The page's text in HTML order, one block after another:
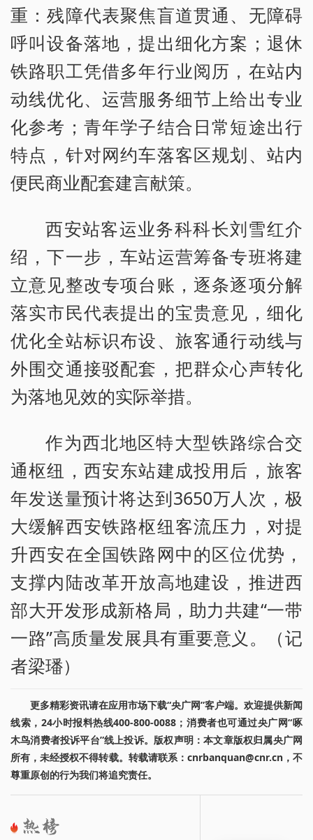
重：残障代表聚焦盲道贯通、无障碍
呼叫设备落地，提出细化方案；退休
铁路职工凭借多年行业阅历，在站内
动线优化、运营服务细节上给出专业
化参考；青年学子结合日常短途出行
特点，针对网约车落客区规划、站内
便民商业配套建言献策。
西安站客运业务科科长刘雪红介
绍，下一步，车站运营筹备专班将建
立意见整改专项台账，逐条逐项分解
落实市民代表提出的宝贵意见，细化
优化全站标识布设、旅客通行动线与
外围交通接驳配套，把群众心声转化
为落地见效的实际举措。
作为西北地区特大型铁路综合交
通枢纽，西安东站建成投用后，旅客
年发送量预计将达到3650万人次，极
大缓解西安铁路枢纽客流压力，对提
升西安在全国铁路网中的区位优势，
支撑内陆改革开放高地建设，推进西
部大开发形成新格局，助力共建“一带
一路”高质量发展具有重要意义。（记
者梁璠）
更多精彩资讯请在应用市场下载“央广网”客户端。欢迎提供新闻
线索，24小时报料热线400-800-0088；消费者也可通过央广网“啄
木鸟消费者投诉平台”线上投诉。版权声明：本文章版权归属央广网
所有，未经授权不得转载。转载请联系：cnrbanquan@cnr.cn，不
尊重原创的行为我们将追究责任。